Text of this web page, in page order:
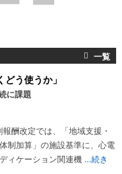
う使うか」
に課題
酬改定では、「地域支援・
制加算」の施設基準に、心電
ィケーション関連機 ...続き